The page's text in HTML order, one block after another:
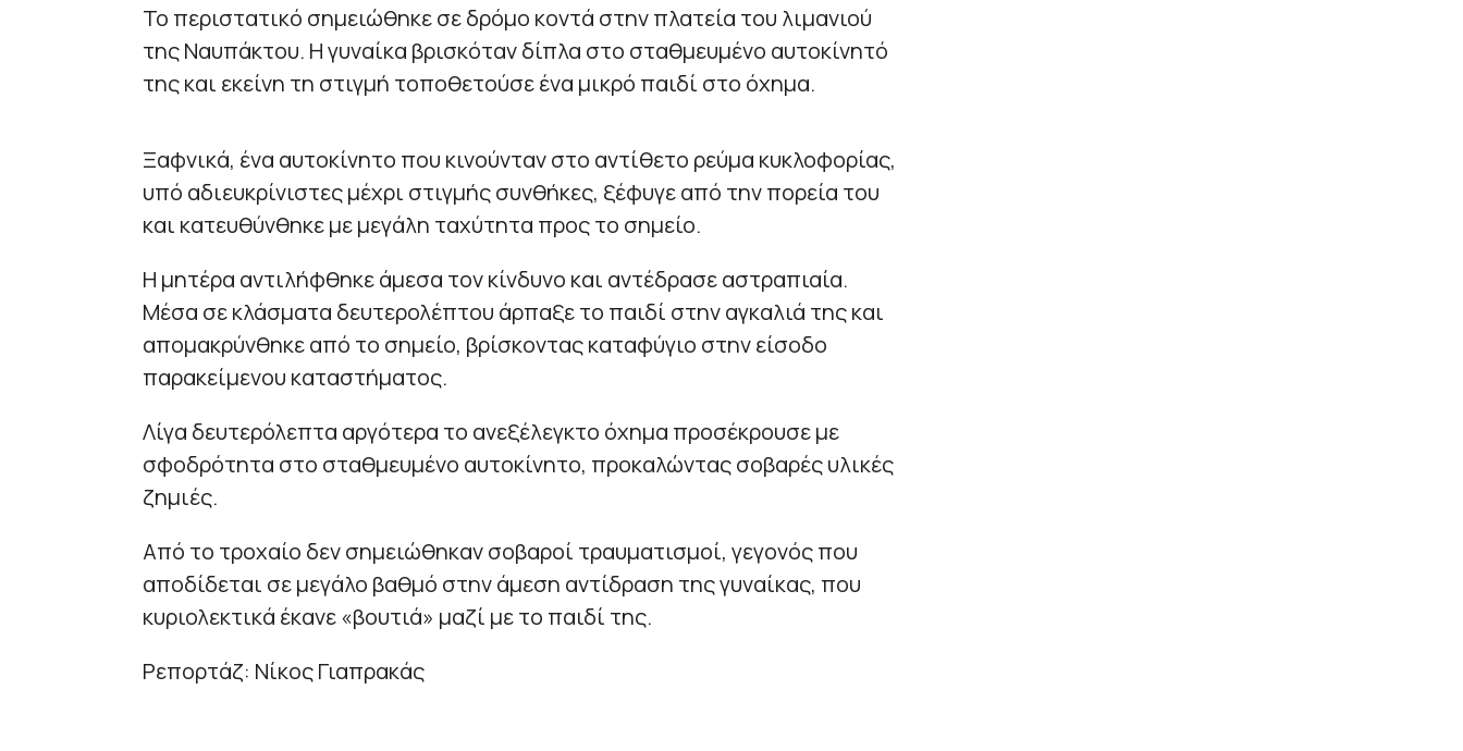
Το περιστατικό σημειώθηκε σε δρόμο κοντά στην πλατεία του λιμανιού
της Ναυπάκτου. Η γυναίκα βρισκόταν δίπλα στο σταθμευμένο αυτοκίνητό
της και εκείνη τη στιγμή τοποθετούσε ένα μικρό παιδί στο όχημα.
Ξαφνικά, ένα αυτοκίνητο που κινούνταν στο αντίθετο ρεύμα κυκλοφορίας,
υπό αδιευκρίνιστες μέχρι στιγμής συνθήκες, ξέφυγε από την πορεία του
και κατευθύνθηκε με μεγάλη ταχύτητα προς το σημείο.
Η μητέρα αντιλήφθηκε άμεσα τον κίνδυνο και αντέδρασε αστραπιαία.
Μέσα σε κλάσματα δευτερολέπτου άρπαξε το παιδί στην αγκαλιά της και
απομακρύνθηκε από το σημείο, βρίσκοντας καταφύγιο στην είσοδο
παρακείμενου καταστήματος.
Λίγα δευτερόλεπτα αργότερα το ανεξέλεγκτο όχημα προσέκρουσε με
σφοδρότητα στο σταθμευμένο αυτοκίνητο, προκαλώντας σοβαρές υλικές
ζημιές.
Από το τροχαίο δεν σημειώθηκαν σοβαροί τραυματισμοί, γεγονός που
αποδίδεται σε μεγάλο βαθμό στην άμεση αντίδραση της γυναίκας, που
κυριολεκτικά έκανε «βουτιά» μαζί με το παιδί της.
Ρεπορτάζ: Νίκος Γιαπρακάς